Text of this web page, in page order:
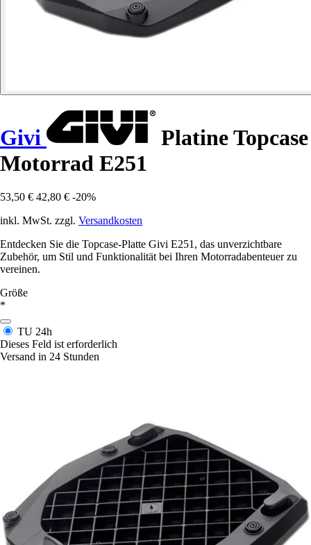
Givi
Platine Topcase
Motorrad E251
53,50 € 42,80 € -20%
inkl. MwSt. zzgl. Versandkosten
Entdecken Sie die Topcase-Platte Givi E251, das unverzichtbare
Zubehör, um Stil und Funktionalität bei Ihren Motorradabenteuer zu
vereinen.
Größe
*
TU 24h
Dieses Feld ist erforderlich
Versand in 24 Stunden